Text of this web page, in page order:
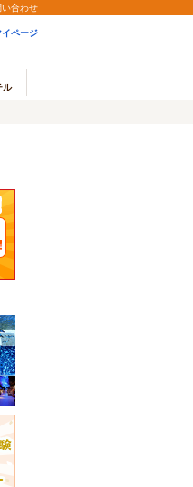
合わせ
イページ
ル